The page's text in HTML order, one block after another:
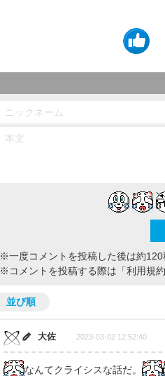
※一度コメントを投稿した後は約
※コメントを投稿する際は 「利用規約
並び順
大佐 2023-03-02 12:52:40
なんてクライシスな話だ。